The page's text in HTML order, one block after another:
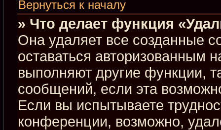
Вернуться к началу
» Что делает функция
Она удаляет все созданные
оставаться авторизованным
выполняют другие функции,
сообщений, если эта
Если вы испытываете
конференции, возможно,